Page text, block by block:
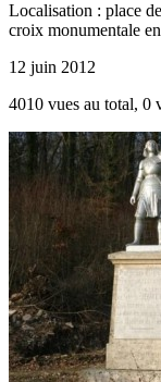
Localisation : place
croix monumentale
12 juin 2012
4010 vues au total, 0